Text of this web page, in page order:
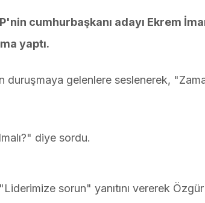
cumhurbaşkanı adayı Ekrem
yaptı.
gelenlere seslenerek,
diye sordu.
sorun" yanıtını vererek